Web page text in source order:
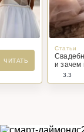
ЧИТАТЬ
Статьи
и зачем
3.3